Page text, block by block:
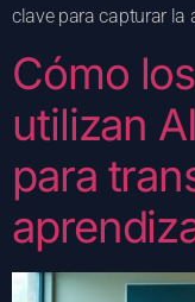
clave para capturar la
Cómo
utilizan
para